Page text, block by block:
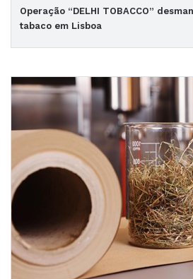
Operação “DELHI TOBACCO”
tabaco em Lisboa